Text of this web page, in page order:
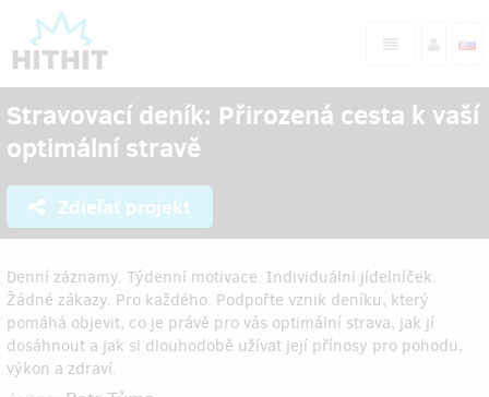
Stravovací deník: Přirozená cesta k vaší
optimální stravě
Zdieľať projekt
Denní záznamy. Týdenní motivace. Individuální jídelníček.
Žádné zákazy. Pro každého. Podpořte vznik deníku, který
pomáhá objevit, co je právě pro vás optimální strava, jak jí
dosáhnout a jak si dlouhodobě užívat její přínosy pro pohodu,
výkon a zdraví.